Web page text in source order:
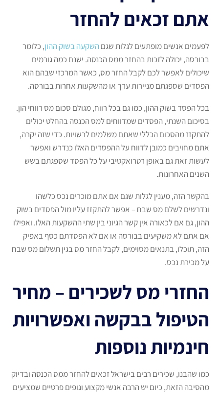
אתם זכאים להחזר
לפעמים אנשים מופתעים לגלות שגםהשקעה בשוק ההון, כלומר
בבורסה, יכולה לזכות בהחזר ממס הכנסה. ישנם כמה גורמים
שיכולים לאפשר לכם לקבל החזר מס, כאשר המרכזי שבהם הוא
הפסדים שספגתם מניירות ערך או מהשקעות אחרות בבורסה.
בכל הפסד בשוק ההון, כמו גם בכל רווח, מגולם סכום מס רווחי הון.
בסיכום השנתי, הפסדים שמדווחים למס הכנסה בהחלט יכולים
להתקזז מהסכום הכללי שאתם משלמים לרשויות. כדי שזה יקרה,
אתם מחויבים כמובן לדווח על ההפסדים האלו כנדרש ואפשר
לעשות זאת גם באופן רטרואקטיבי על כל הפסד שספגתם בשש
השנים האחרונות.
בהקשר הזה, מענין לגלות שגם אם אתם מוכרים נכס כלשהו
ונדרשים לשלם מס שבח – אפשר להתקזז עליו מול הפסדים בשוק
ההון, גם אם לכאורה אין קשר הגיוני בין שתי ההשקעות האלו. ואפילו
אם אתם לא משקיעים בבורסה או אם לא הפסדתם כסף באפיק
הזה, תוכלו, בתנאים מסוימים, לקבל החזר מס בגין תשלום מס שבח
על מכירת נכס.
החזרי מס לשכירים – מחיר
הטיפול בבקשה ואפשרויות
חינמיות נוספות
כמו שהבנו, שכירים רבים בישראל זכאים להחזר ממס הכנסה ובדיוק
מהסיבה הזאת, כיום יש הרבה אנשי מקצוע וגופים פרטיים שמציעים